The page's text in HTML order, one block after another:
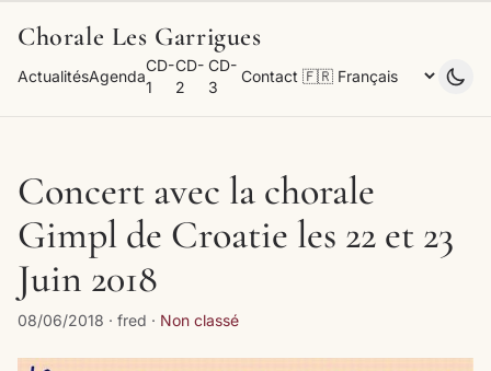
Chorale Les Garrigues
ActualitésAgenda
CD-
1
CD-
2
CD-
3
Contact
Concert avec la chorale
Gimpl de Croatie les 22 et 23
Juin 2018
08/06/2018 · fred · Non classé